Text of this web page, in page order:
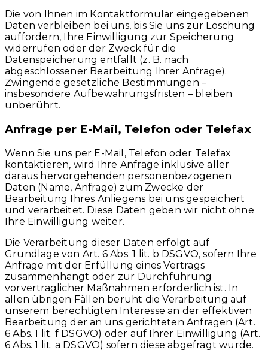
Die von Ihnen im Kontaktformular eingegebenen
Daten verbleiben bei uns, bis Sie uns zur Löschung
auffordern, Ihre Einwilligung zur Speicherung
widerrufen oder der Zweck für die
Datenspeicherung entfällt (z. B. nach
abgeschlossener Bearbeitung Ihrer Anfrage).
Zwingende gesetzliche Bestimmungen –
insbesondere Aufbewahrungsfristen – bleiben
unberührt.
Anfrage per E-Mail, Telefon oder Telefax
Wenn Sie uns per E-Mail, Telefon oder Telefax
kontaktieren, wird Ihre Anfrage inklusive aller
daraus hervorgehenden personenbezogenen
Daten (Name, Anfrage) zum Zwecke der
Bearbeitung Ihres Anliegens bei uns gespeichert
und verarbeitet. Diese Daten geben wir nicht ohne
Ihre Einwilligung weiter.
Die Verarbeitung dieser Daten erfolgt auf
Grundlage von Art. 6 Abs. 1 lit. b DSGVO, sofern Ihre
Anfrage mit der Erfüllung eines Vertrags
zusammenhängt oder zur Durchführung
vorvertraglicher Maßnahmen erforderlich ist. In
allen übrigen Fällen beruht die Verarbeitung auf
unserem berechtigten Interesse an der effektiven
Bearbeitung der an uns gerichteten Anfragen (Art.
6 Abs. 1 lit. f DSGVO) oder auf Ihrer Einwilligung (Art.
6 Abs. 1 lit. a DSGVO) sofern diese abgefragt wurde.